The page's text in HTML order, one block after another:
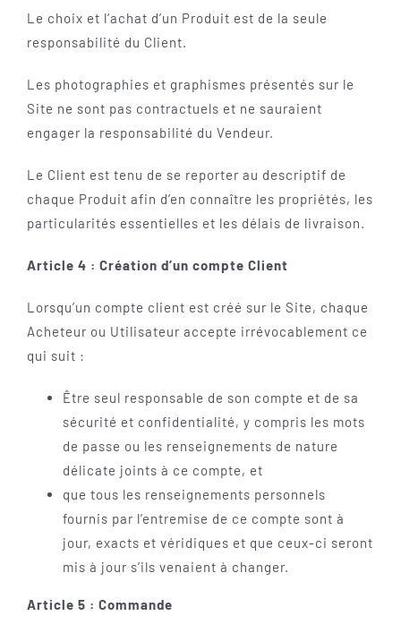
Le choix et l’achat d’un Produit est de la seule
responsabilité du Client.
Les photographies et graphismes présentés sur le
Site ne sont pas contractuels et ne sauraient
engager la responsabilité du Vendeur.
Le Client est tenu de se reporter au descriptif de
chaque Produit afin d’en connaître les propriétés, les
particularités essentielles et les délais de livraison.
Article 4 : Création d’un compte Client
Lorsqu’un compte client est créé sur le Site, chaque
Acheteur ou Utilisateur accepte irrévocablement ce
qui suit :
Être seul responsable de son compte et de sa
sécurité et confidentialité, y compris les mots
de passe ou les renseignements de nature
délicate joints à ce compte, et
que tous les renseignements personnels
fournis par l’entremise de ce compte sont à
jour, exacts et véridiques et que ceux-ci seront
mis à jour s’ils venaient à changer.
Article 5 : Commande